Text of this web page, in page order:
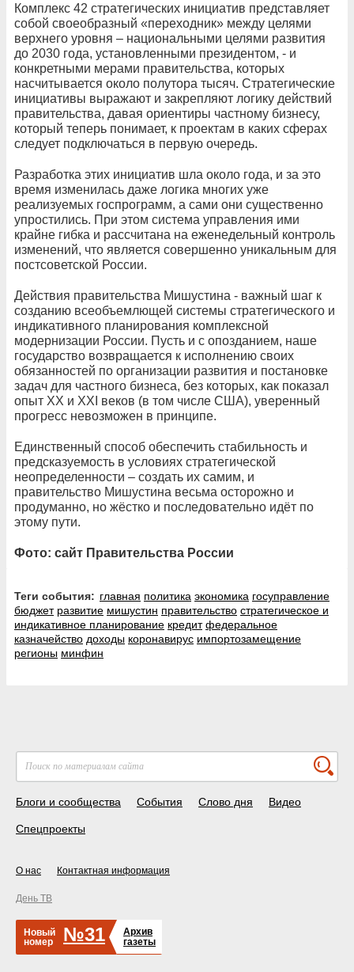
Комплекс 42 стратегических инициатив представляет
собой своеобразный «переходник» между целями
верхнего уровня – национальными целями развития
до 2030 года, установленными президентом, - и
конкретными мерами правительства, которых
насчитывается около полутора тысяч. Стратегические
инициативы выражают и закрепляют логику действий
правительства, давая ориентиры частному бизнесу,
который теперь понимает, к проектам в каких сферах
следует подключаться в первую очередь.
Разработка этих инициатив шла около года, и за это
время изменилась даже логика многих уже
реализуемых госпрограмм, а сами они существенно
упростились. При этом система управления ими
крайне гибка и рассчитана на еженедельный контроль
изменений, что является совершенно уникальным для
постсоветской России.
Действия правительства Мишустина - важный шаг к
созданию всеобъемлющей системы стратегического и
индикативного планирования комплексной
модернизации России. Пусть и с опозданием, наше
государство возвращается к исполнению своих
обязанностей по организации развития и постановке
задач для частного бизнеса, без которых, как показал
опыт ХХ и ХХI веков (в том числе США), уверенный
прогресс невозможен в принципе.
Единственный способ обеспечить стабильность и
предсказуемость в условиях стратегической
неопределенности – создать их самим, и
правительство Мишустина весьма осторожно и
продуманно, но жёстко и последовательно идёт по
этому пути.
Фото: сайт Правительства России
Теги события: главная политика экономика госуправление
бюджет развитие мишустин правительство стратегическое и
индикативное планирование кредит федеральное
казначейство доходы коронавирус импортозамещение
регионы минфин
Блоги и сообщества События Слово дня Видео
Спецпроекты
О нас Контактная информация
День ТВ
Новый
номер
№31
Архив
газеты